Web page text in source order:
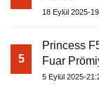
18 Eylül 2025-
5
Princess
Fuar
5 Eylül 2025-